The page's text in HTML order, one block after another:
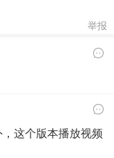
举报
这个版本播放视频